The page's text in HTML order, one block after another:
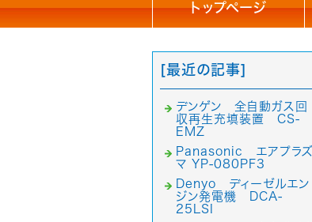
トップページ
[最近の記事]
デンゲン 全自動ガス回
収再生充填装置 CS-
EMZ
Panasonic エアプラズ
マ YP-080PF3
Denyo ディーゼルエン
ジン発電機 DCA-
25LSI